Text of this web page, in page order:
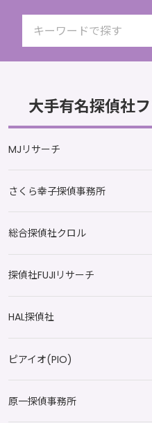
大手有名探偵社
MJリサーチ
さくら幸子探偵事務所
総合探偵社クロル
探偵社FUJIリサーチ
HAL探偵社
ピアイオ(PIO)
原一探偵事務所